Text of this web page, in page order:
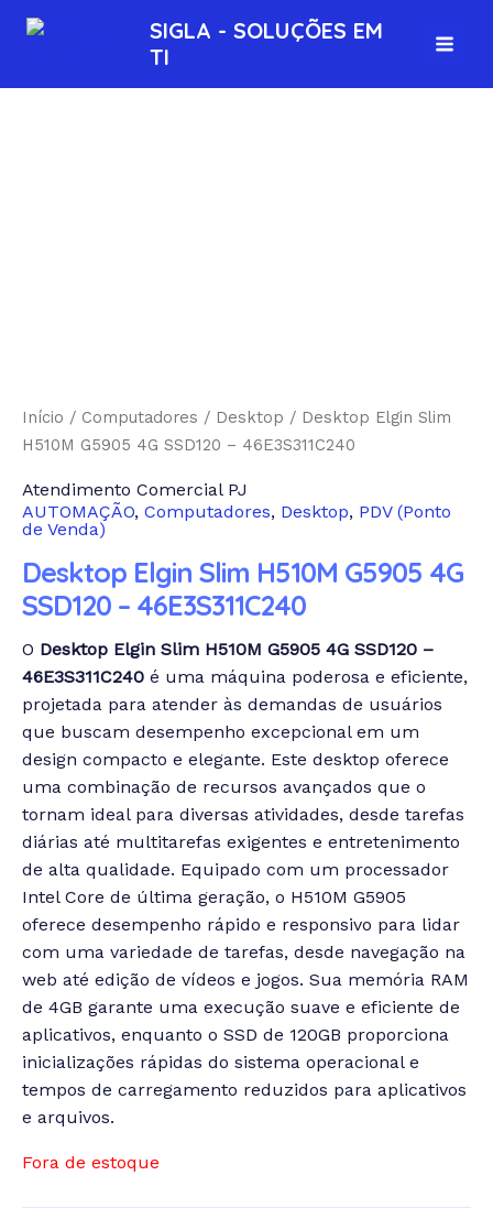
para
conteúdo
SIGLA - SOLUÇÕES EM
TI
Início / Computadores / Desktop / Desktop Elgin Slim
H510M G5905 4G SSD120 – 46E3S311C240
Atendimento Comercial PJ
AUTOMAÇÃO, Computadores, Desktop, PDV (Ponto
de Venda)
Desktop Elgin Slim H510M G5905 4G
SSD120 – 46E3S311C240
O Desktop Elgin Slim H510M G5905 4G SSD120 –
46E3S311C240 é uma máquina poderosa e eficiente,
projetada para atender às demandas de usuários
que buscam desempenho excepcional em um
design compacto e elegante. Este desktop oferece
uma combinação de recursos avançados que o
tornam ideal para diversas atividades, desde tarefas
diárias até multitarefas exigentes e entretenimento
de alta qualidade. Equipado com um processador
Intel Core de última geração, o H510M G5905
oferece desempenho rápido e responsivo para lidar
com uma variedade de tarefas, desde navegação na
web até edição de vídeos e jogos. Sua memória RAM
de 4GB garante uma execução suave e eficiente de
aplicativos, enquanto o SSD de 120GB proporciona
inicializações rápidas do sistema operacional e
tempos de carregamento reduzidos para aplicativos
e arquivos.
Fora de estoque